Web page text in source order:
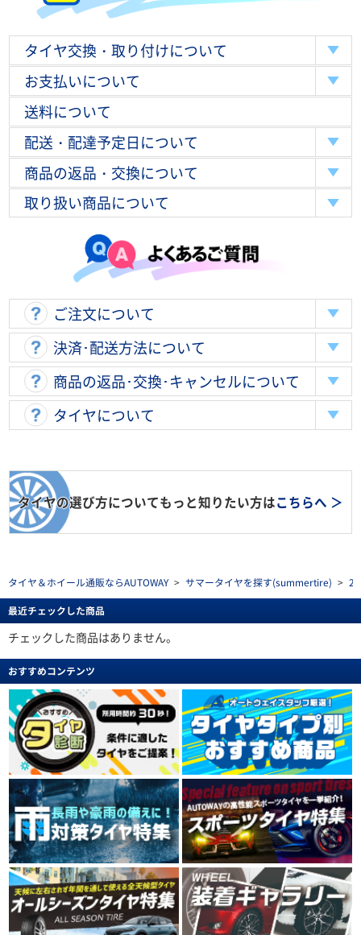
タイヤ交換・取り付けについて
お支払いについて
送料について
配送・配達予定日について
商品の返品・交換について
取り扱い商品について
ご注文について
決済･配送方法について
商品の返品･交換･キャンセルについて
タイヤについて
タイヤの選び方についてもっと知りたい方はこちらへ ＞
タイヤ＆ホイール通販ならAUTOWAY > サマータイヤを探す(summertire) >
最近チェックした商品
チェックした商品はありません。
おすすめコンテンツ